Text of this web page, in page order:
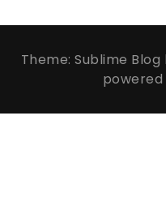
Theme: Sublime Blog
powered